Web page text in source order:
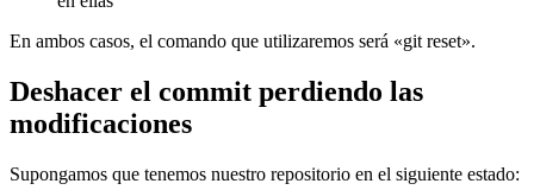
En ambos casos, el comando que utilizaremos será «git reset».
Deshacer el commit perdiendo las
modificaciones
Supongamos que tenemos nuestro repositorio en el siguiente estado: